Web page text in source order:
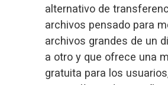
alternativo de
archivos pensado para
archivos grandes de un
a otro y que ofrece una
gratuita para los